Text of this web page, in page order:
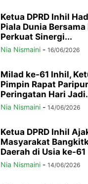
Ketua DPRD Inhil
Piala Dunia Bersama
Perkuat Sinergi...
Nia Nismaini - 16/06/2026
Milad ke-61 Inhil,
Pimpin Rapat
Peringatan Hari
Nia Nismaini - 14/06/2026
Ketua DPRD Inhil
Masyarakat
Daerah di Usia ke-61
Nia Nismaini - 14/06/2026